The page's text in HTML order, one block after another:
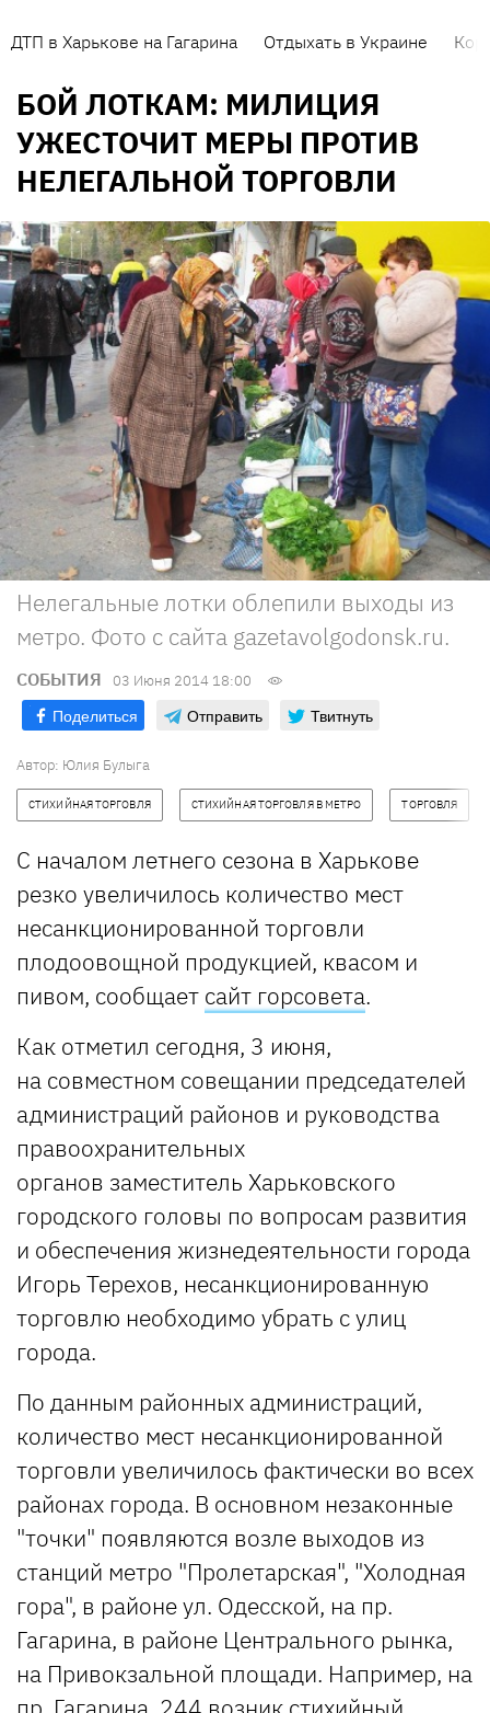
ДТП в Харькове на Гагарина Отдыхать в Украине
БОЙ ЛОТКАМ: МИЛИЦИЯ
УЖЕСТОЧИТ МЕРЫ ПРОТИВ
НЕЛЕГАЛЬНОЙ ТОРГОВЛИ
Нелегальные лотки облепили выходы из
метро. Фото с сайта gazetavolgodonsk.ru.
СОБЫТИЯ 03 Июня 2014 18:00
Поделиться Отправить Твитнуть
Автор: Юлия Булыга
СТИХИЙНАЯ ТОРГОВЛЯ СТИХИЙНАЯ ТОРГОВЛЯ В МЕТРО ТОРГОВЛЯ
С началом летнего сезона в Харькове
резко увеличилось количество мест
несанкционированной торговли
плодоовощной продукцией, квасом и
пивом, сообщает сайт горсовета.
Как отметил сегодня, 3 июня,
на совместном совещании председателей
администраций районов и руководства
правоохранительных
органов заместитель Харьковского
городского головы по вопросам развития
и обеспечения жизнедеятельности города
Игорь Терехов, несанкционированную
торговлю необходимо убрать с улиц
города.
По данным районных администраций,
количество мест несанкционированной
торговли увеличилось фактически во всех
районах города. В основном незаконные
"точки" появляются возле выходов из
станций метро "Пролетарская", "Холодная
гора", в районе ул. Одесской, на пр.
Гагарина, в районе Центрального рынка,
на Привокзальной площади. Например, на